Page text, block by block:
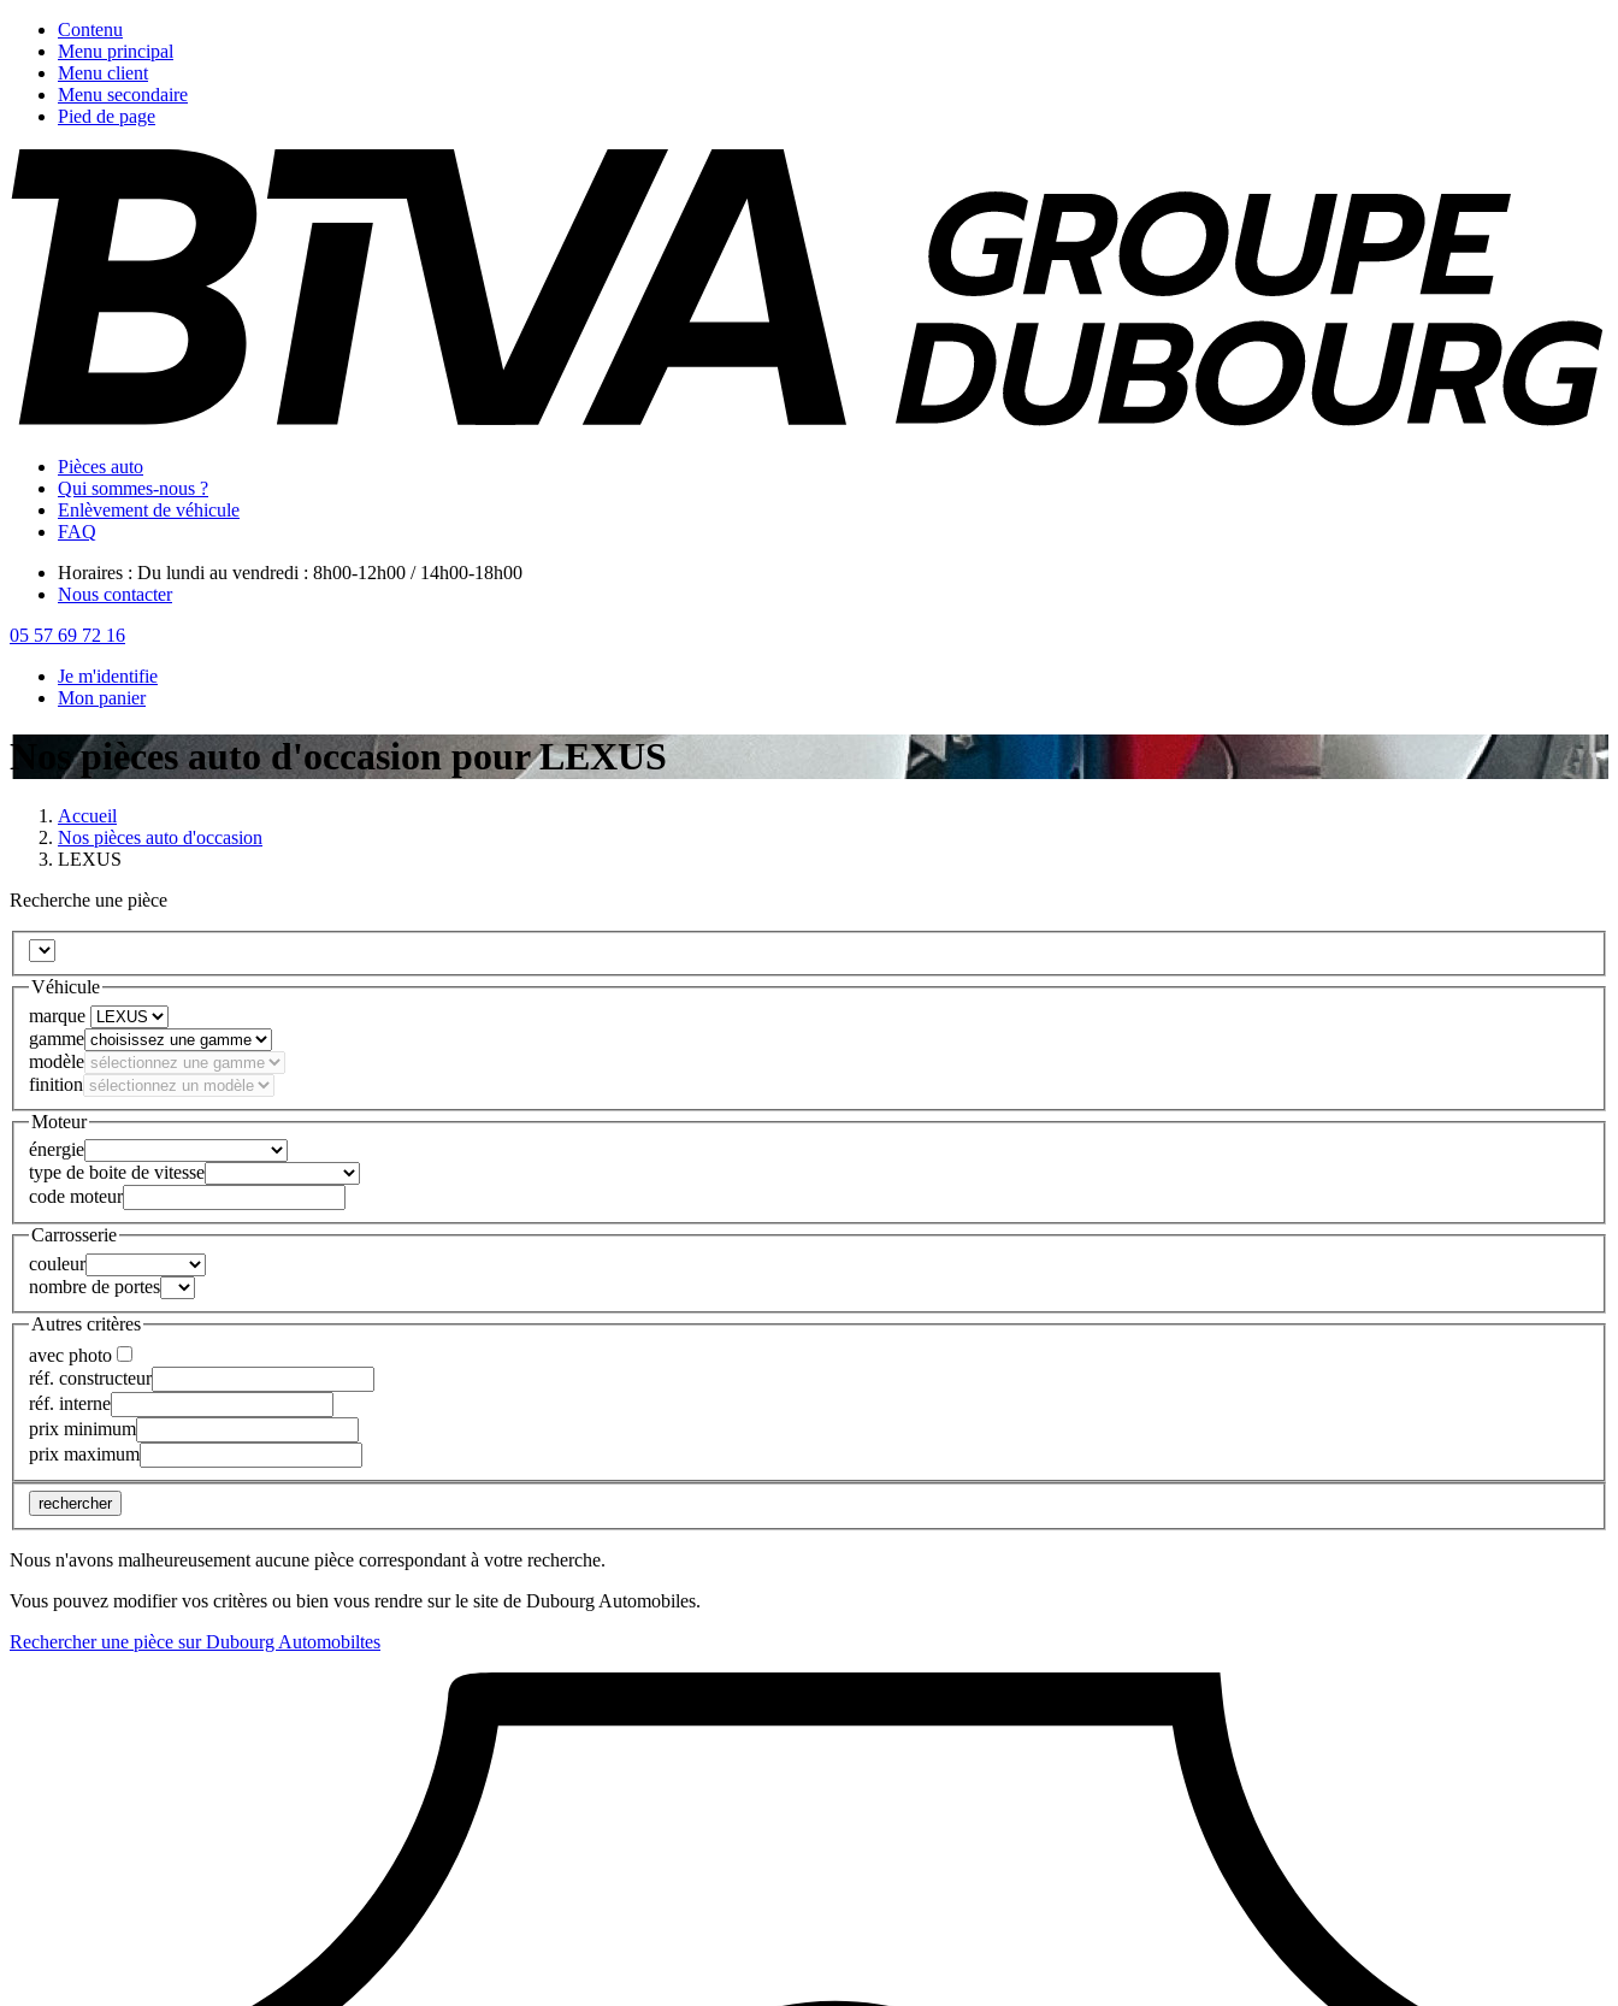
Contenu
Menu principal
Menu client
Menu secondaire
Pied de page
Pièces auto
Qui sommes-nous ?
Enlèvement de véhicule
FAQ
Horaires : Du lundi au vendredi : 8h00-12h00 / 14h00-18h00
Nous contacter
05 57 69 72 16
Je m'identifie
Mon panier
Nos pièces auto d'occasion pour LEXUS
Accueil
Nos pièces auto d'occasion
LEXUS
Recherche une pièce
Véhicule
marque
gamme
modèle
finition
Moteur
énergie
type de boite de vitesse
code moteur
Carrosserie
couleur
nombre de portes
Autres critères
avec photo
réf. constructeur
réf. interne
prix minimum
prix maximum
rechercher
Nous n'avons malheureusement aucune pièce correspondant à votre recherche.
Vous pouvez modifier vos critères ou bien vous rendre sur le site de Dubourg Automobiles.
Rechercher une pièce sur Dubourg Automobiltes